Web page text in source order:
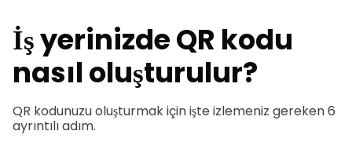
İş yerinizde QR kodu
nasıl oluşturulur?
QR kodunuzu oluşturmak için işte izlemeniz gereken 6
ayrıntılı adım.